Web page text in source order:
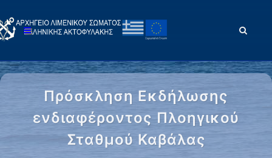
Πρόσκληση Εκδήλωσης
ενδιαφέροντος Πλοηγικού
Σταθμού Καβάλας